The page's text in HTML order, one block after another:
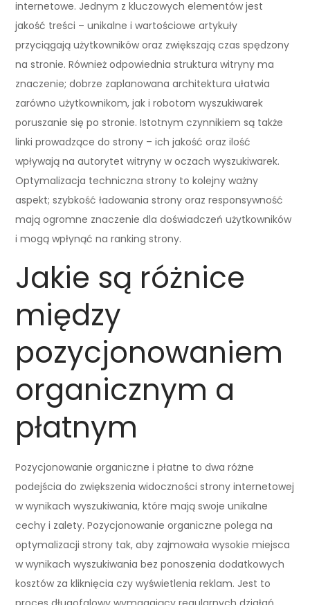
internetowe. Jednym z kluczowych elementów jest
jakość treści – unikalne i wartościowe artykuły
przyciągają użytkowników oraz zwiększają czas spędzony
na stronie. Również odpowiednia struktura witryny ma
znaczenie; dobrze zaplanowana architektura ułatwia
zarówno użytkownikom, jak i robotom wyszukiwarek
poruszanie się po stronie. Istotnym czynnikiem są także
linki prowadzące do strony – ich jakość oraz ilość
wpływają na autorytet witryny w oczach wyszukiwarek.
Optymalizacja techniczna strony to kolejny ważny
aspekt; szybkość ładowania strony oraz responsywność
mają ogromne znaczenie dla doświadczeń użytkowników
i mogą wpłynąć na ranking strony.
Jakie są różnice
między
pozycjonowaniem
organicznym a
płatnym
Pozycjonowanie organiczne i płatne to dwa różne
podejścia do zwiększenia widoczności strony internetowej
w wynikach wyszukiwania, które mają swoje unikalne
cechy i zalety. Pozycjonowanie organiczne polega na
optymalizacji strony tak, aby zajmowała wysokie miejsca
w wynikach wyszukiwania bez ponoszenia dodatkowych
kosztów za kliknięcia czy wyświetlenia reklam. Jest to